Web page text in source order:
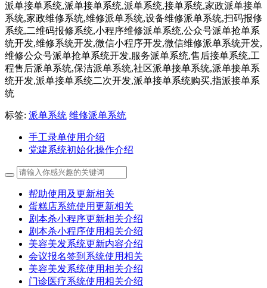
派单接单系统,派单接单系统,派单系统,接单系统,家政派单接单
系统,家政维修系统,维修派单系统,设备维修派单系统,扫码报修
系统,二维码报修系统,小程序维修派单系统,公众号派单抢单系
统开发,维修系统开发,微信小程序开发,微信维修派单系统开发,
维修公众号派单抢单系统开发,服务派单系统,售后接单系统,工
程售后派单系统,保洁派单系统,社区派单接单系统,派单接单系
统开发,派单接单系统二次开发,派单接单系统购买,指派接单系
统
标签: 派单系统 维修派单系统
手工录单使用介绍
党建系统初始化操作介绍
帮助使用及更新相关
蛋糕店系统使用更新相关
剧本杀小程序更新相关介绍
剧本杀小程序使用相关介绍
美容美发系统更新内容介绍
会议报名签到系统使用相关
美容美发系统使用相关介绍
门诊医疗系统使用相关介绍